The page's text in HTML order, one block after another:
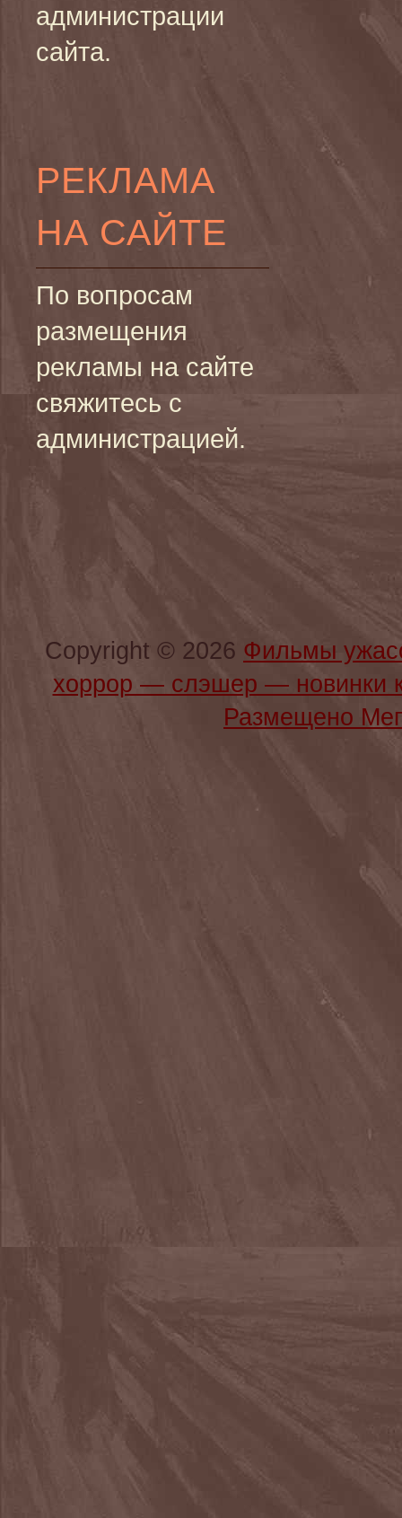
администрации
сайта.
РЕКЛАМА
НА САЙТЕ
По вопросам
размещения
рекламы на сайте
свяжитесь с
администрацией.
Copyright © 2026 Фильмы
хоррор — слэшер —
Размещено